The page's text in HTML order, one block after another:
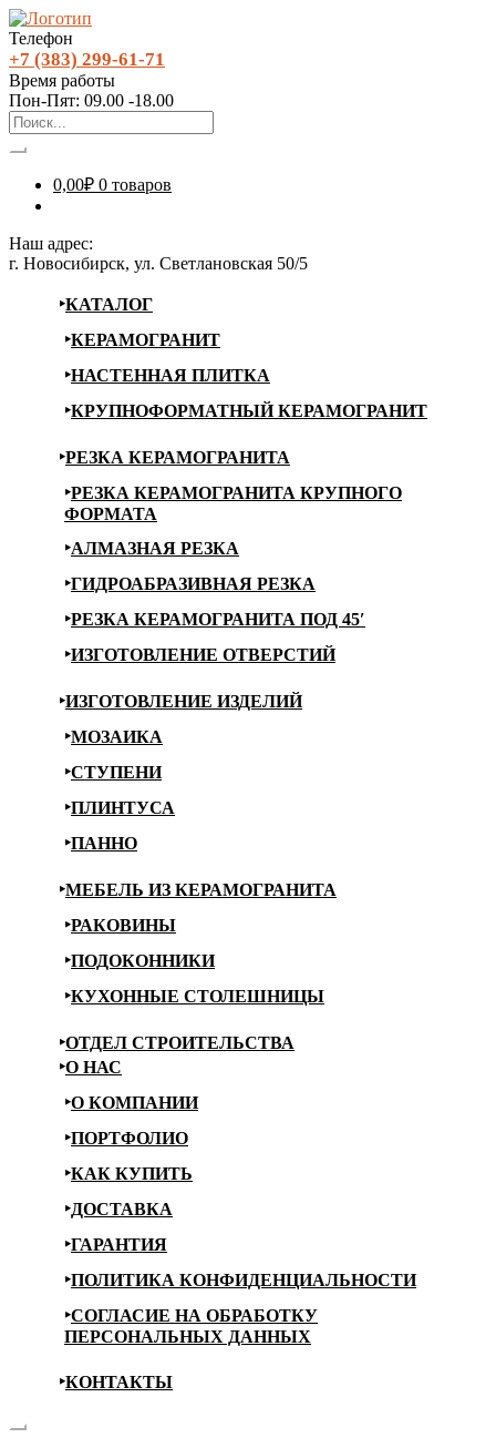
Телефон
+7 (383) 299-61-71
Время работы
Пон-Пят: 09.00 -18.00
0,00₽ 0 товаров
Наш адрес:
г. Новосибирск, ул. Светлановская 50/5
КАТАЛОГ
КЕРАМОГРАНИТ
НАСТЕННАЯ ПЛИТКА
КРУПНОФОРМАТНЫЙ КЕРАМОГРАНИТ
РЕЗКА КЕРАМОГРАНИТА
РЕЗКА КЕРАМОГРАНИТА КРУПНОГО
ФОРМАТА
АЛМАЗНАЯ РЕЗКА
ГИДРОАБРАЗИВНАЯ РЕЗКА
РЕЗКА КЕРАМОГРАНИТА ПОД 45′
ИЗГОТОВЛЕНИЕ ОТВЕРСТИЙ
ИЗГОТОВЛЕНИЕ ИЗДЕЛИЙ
МОЗАИКА
СТУПЕНИ
ПЛИНТУСА
ПАННО
МЕБЕЛЬ ИЗ КЕРАМОГРАНИТА
РАКОВИНЫ
ПОДОКОННИКИ
КУХОННЫЕ СТОЛЕШНИЦЫ
ОТДЕЛ СТРОИТЕЛЬСТВА
О НАС
О КОМПАНИИ
ПОРТФОЛИО
КАК КУПИТЬ
ДОСТАВКА
ГАРАНТИЯ
ПОЛИТИКА КОНФИДЕНЦИАЛЬНОСТИ
СОГЛАСИЕ НА ОБРАБОТКУ
ПЕРСОНАЛЬНЫХ ДАННЫХ
КОНТАКТЫ